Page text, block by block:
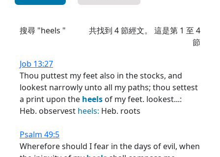
搜尋 "heels " 共找到 4節經文。 這是第 1 至 4
節
Job 13:27
Thou puttest my feet also in the stocks, and
lookest narrowly unto all my paths; thou settest
a print upon the heels of my feet. lookest...:
Heb. observest heels: Heb. roots
Psalm 49:5
Wherefore should I fear in the days of evil, when